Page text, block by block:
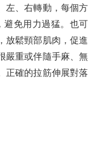
左、右轉動，每個方
免用力過猛。也可
放鬆頸部肌肉，促進
嚴重或伴隨手麻、無
正確的拉筋伸展對落